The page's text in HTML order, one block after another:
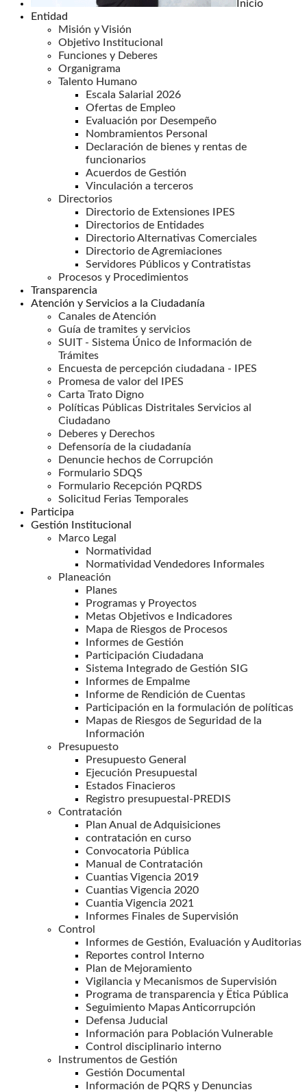
Inicio
Entidad
Misión y Visión
Objetivo Institucional
Funciones y Deberes
Organigrama
Talento Humano
Escala Salarial 2026
Ofertas de Empleo
Evaluación por Desempeño
Nombramientos Personal
Declaración de bienes y rentas de
funcionarios
Acuerdos de Gestión
Vinculación a terceros
Directorios
Directorio de Extensiones IPES
Directorios de Entidades
Directorio Alternativas Comerciales
Directorio de Agremiaciones
Servidores Públicos y Contratistas
Procesos y Procedimientos
Transparencia
Atención y Servicios a la Ciudadanía
Canales de Atención
Guía de tramites y servicios
SUIT - Sistema Único de Información de
Trámites
Encuesta de percepción ciudadana - IPES
Promesa de valor del IPES
Carta Trato Digno
Políticas Públicas Distritales Servicios al
Ciudadano
Deberes y Derechos
Defensoría de la ciudadanía
Denuncie hechos de Corrupción
Formulario SDQS
Formulario Recepción PQRDS
Solicitud Ferias Temporales
Participa
Gestión Institucional
Marco Legal
Normatividad
Normatividad Vendedores Informales
Planeación
Planes
Programas y Proyectos
Metas Objetivos e Indicadores
Mapa de Riesgos de Procesos
Informes de Gestión
Participación Ciudadana
Sistema Integrado de Gestión SIG
Informes de Empalme
Informe de Rendición de Cuentas
Participación en la formulación de políticas
Mapas de Riesgos de Seguridad de la
Información
Presupuesto
Presupuesto General
Ejecución Presupuestal
Estados Finacieros
Registro presupuestal-PREDIS
Contratación
Plan Anual de Adquisiciones
contratación en curso
Convocatoria Pública
Manual de Contratación
Cuantias Vigencia 2019
Cuantias Vigencia 2020
Cuantia Vigencia 2021
Informes Finales de Supervisión
Control
Informes de Gestión, Evaluación y Auditorias
Reportes control Interno
Plan de Mejoramiento
Vigilancia y Mecanismos de Supervisión
Programa de transparencia y Ëtica Pública
Seguimiento Mapas Anticorrupción
Defensa Juducial
Información para Población Vulnerable
Control disciplinario interno
Instrumentos de Gestión
Gestión Documental
Información de PQRS y Denuncias